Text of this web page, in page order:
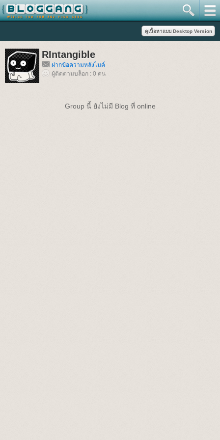
RIntangible
ฝากข้อความหลังไมค์
ผู้ติดตามบล็อก : 0 คน
Group นี้ ยังไม่มี Blog ที่ online